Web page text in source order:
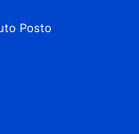
Posto